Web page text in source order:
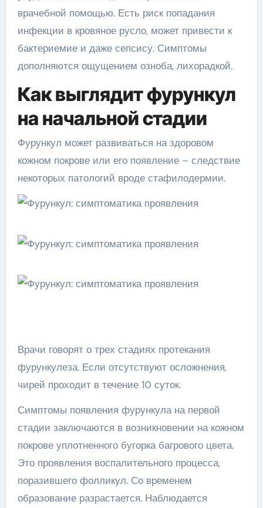
врачебной помощью. Есть риск попадания
инфекции в кровяное русло, может привести к
бактериемие и даже сепсису. Симптомы
дополняются ощущением озноба, лихорадкой.
Как выглядит фурункул
на начальной стадии
Фурункул может развиваться на здоровом
кожном покрове или его появление – следствие
некоторых патологий вроде стафилодермии.
Врачи говорят о трех стадиях протекания
фурункулеза. Если отсутствуют осложнения,
чирей проходит в течение 10 суток.
Симптомы появления фурункула на первой
стадии заключаются в возникновении на кожном
покрове уплотненного бугорка багрового цвета.
Это проявления воспалительного процесса,
поразившего фолликул. Со временем
образование разрастается. Наблюдается